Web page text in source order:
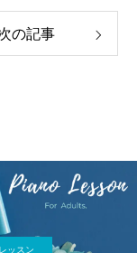
の記事
ッスン